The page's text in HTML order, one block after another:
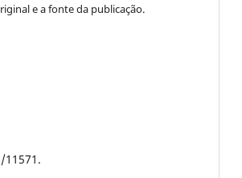
e a fonte da publicação.